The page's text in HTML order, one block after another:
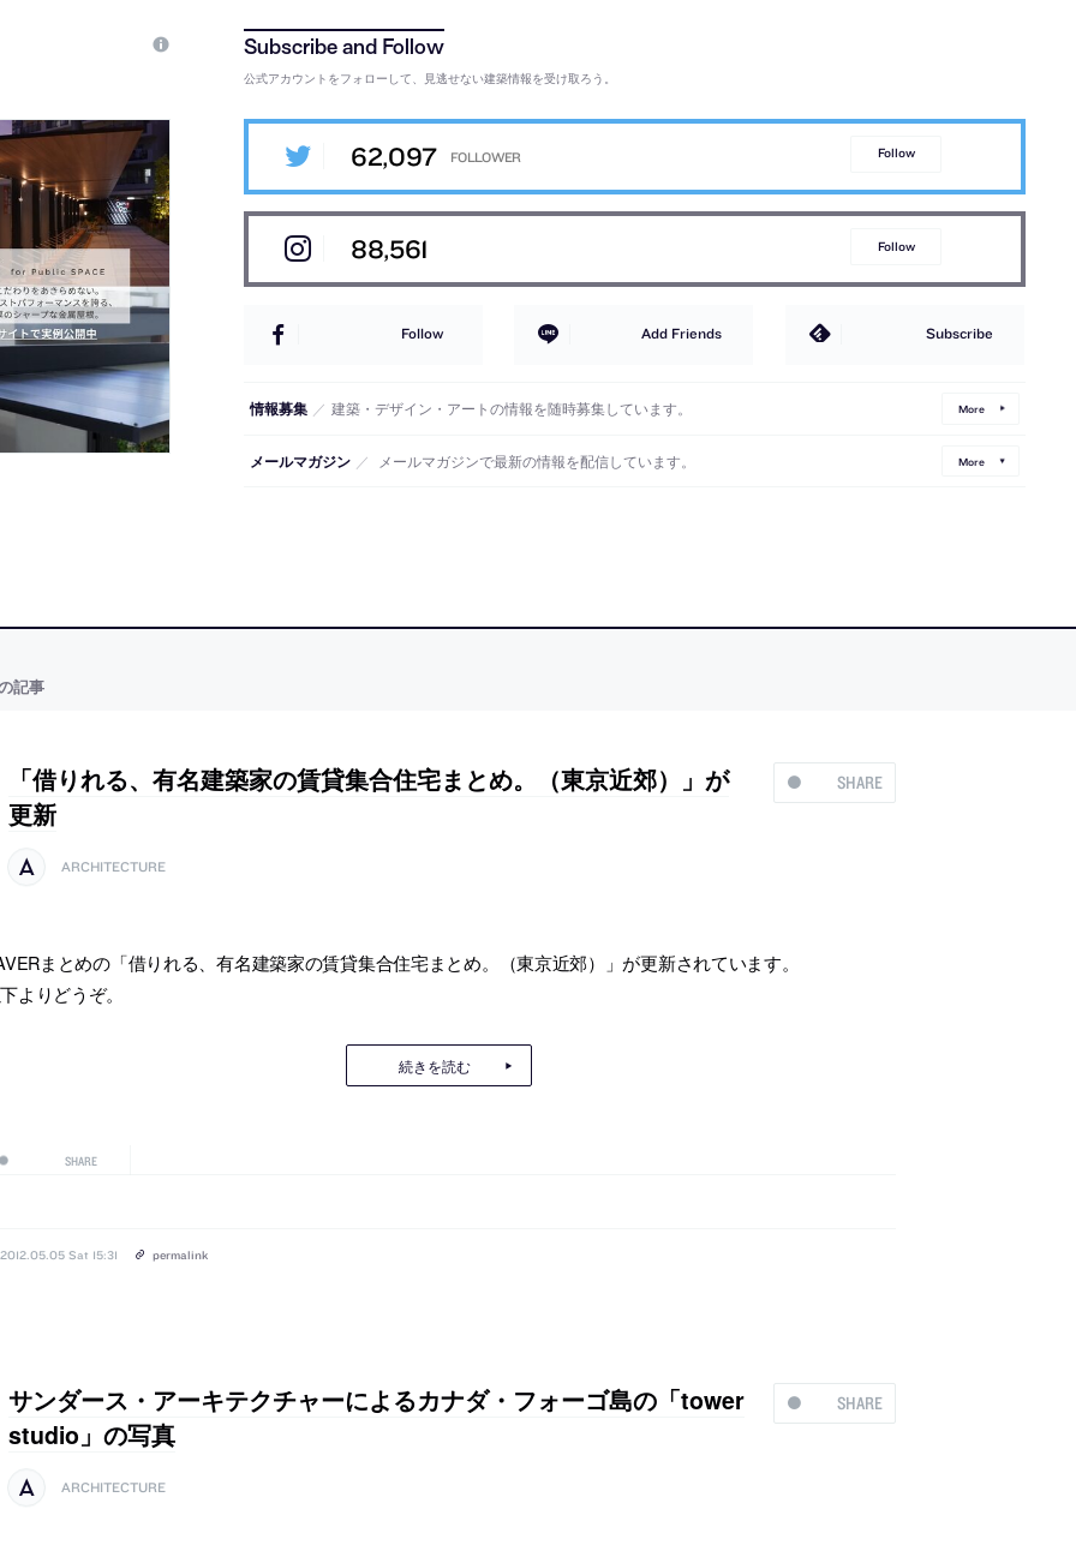
公式アカウントをフォローして、見逃せない建築情報を受け取ろう。
62,097 Follow
88,561 Follow
Follow Add Friends Subscribe
情報募集 ／ 建築・デザイン・アートの情報を随時募集しています。 More
メールマガジン ／ メールマガジンで最新の情報を配信しています。 More
記事
SHARE
「借りれる、有名建築家の賃貸集合住宅まとめ。（東京近郊）」が
更新
ARCHITECTURE
まとめの「借りれる、有名建築家の賃貸集合住宅まとめ。（東京近郊）」が更新されています。
よりどうぞ。
続きを読む
SHARE
2012.05.05 Sat 15:31 permalink
SHARE
サンダース・アーキテクチャーによるカナダ・フォーゴ島の「tower
studio」の写真
ARCHITECTURE